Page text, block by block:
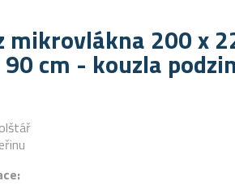
mikrovlákna 200 x
cm - kouzla